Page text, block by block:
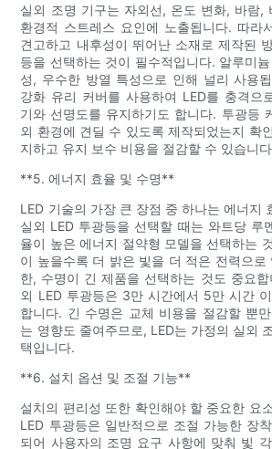
실외 조명 기구는 자외선, 온도 변화, 바람,
환경적 스트레스 요인에 노출됩니다. 따라
견고하고 내후성이 뛰어난 소재로 제작된
등을 선택하는 것이 필수적입니다. 알루미
성, 우수한 방열 특성으로 인해 널리 사용
강화 유리 커버를 사용하여 LED를 충격으
기와 선명도를 유지하기도 합니다. 투광등
외 환경에 견딜 수 있도록 제작되었는지 확
지하고 유지 보수 비용을 절감할 수 있습니
**5. 에너지 효율 및 수명**
LED 기술의 가장 큰 장점 중 하나는 에너지
실외 LED 투광등을 선택할 때는 와트당 루
율이 높은 에너지 절약형 모델을 선택하는
이 높을수록 더 밝은 빛을 더 적은 전력으로
한, 수명이 긴 제품을 선택하는 것도 중요
외 LED 투광등은 3만 시간에서 5만 시간
합니다. 긴 수명은 교체 비용을 절감할 뿐
는 영향도 줄여주므로, LED는 가정의 실외
택입니다.
**6. 설치 옵션 및 조절 기능**
설치의 편리성 또한 확인해야 할 중요한 요
LED 투광등은 일반적으로 조절 가능한 장
되어 사용자의 조명 요구 사항에 맞춰 빛